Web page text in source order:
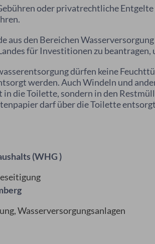
oder privatrechtliche
aus den Bereichen
für Investitionen zu
dürfen keine
werden. Auch Windeln und
die Toilette, sondern in den
darf über die Toilette
(WHG )
Wasserversorgungsanlagen